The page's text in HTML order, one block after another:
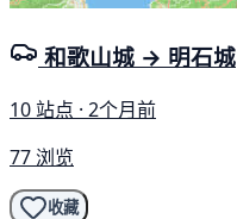
和歌山城 → 明石城
10 站点 · 2个月前
77 浏览
收藏